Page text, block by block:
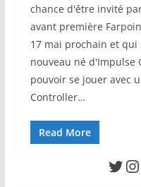
chance d'être invité
avant première
17 mai prochain et qui
nouveau né d'Impulse
pouvoir se jouer avec
Controller…
Read More
Twitter Instagram